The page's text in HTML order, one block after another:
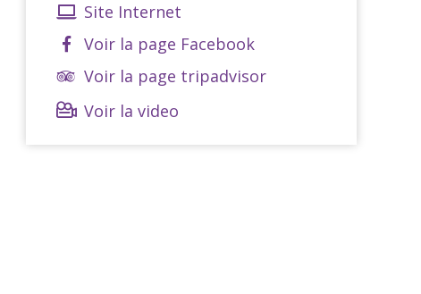
Site Internet
Voir la page Facebook
Voir la page tripadvisor
Voir la video